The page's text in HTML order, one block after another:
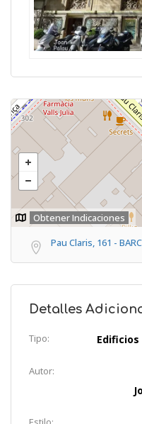
Obtener Indicaciones
Pau Claris, 161 -
Detalles
Tipo:
Autor: